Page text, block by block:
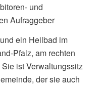
und
Aufraggeber
ein Heilbad im
Pfalz, am rechten
ist Verwaltungssitz
der sie auch